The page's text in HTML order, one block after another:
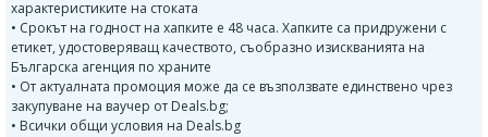
характеристиките на стоката
• Срокът на годност на хапките е 48 часа. Хапките са придружени с
етикет, удостоверяващ качеството, съобразно изискванията на
Българска агенция по храните
• От актуалната промоция може да се възползвате единствено чрез
закупуване на ваучер от Deals.bg;
• Всички общи условия на Deals.bg